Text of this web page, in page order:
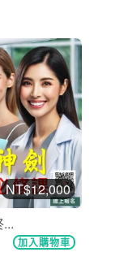
NT$12,000
加入購物車